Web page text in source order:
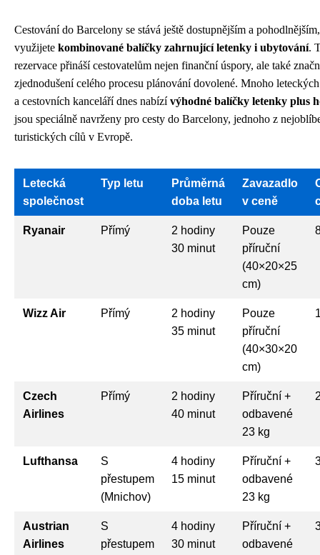
Cestování do Barcelony se stává ještě dostupnějším a
využijete kombinované balíčky zahrnující letenky i ubytování.
rezervace přináší cestovatelům nejen finanční úspory, ale také
zjednodušení celého procesu plánování dovolené. Mnoho
a cestovních kanceláří dnes nabízívýhodné balíčky letenky plus
jsou speciálně navrženy pro cesty do Barcelony, jednoho z
turistických cílů v Evropě.
Letecká
společnost
Typ letu
Průměrná
doba letu
Zavazadlo
v ceně
Ryanair Přímý
2 hodiny
30 minut
Pouze
příruční
(40×20×25
cm)
Wizz Air Přímý
2 hodiny
35 minut
Pouze
příruční
(40×30×20
cm)
Czech
Airlines
Přímý
2 hodiny
40 minut
Příruční +
odbavené
23 kg
Lufthansa
S
přestupem
(Mnichov)
4 hodiny
15 minut
Příruční +
odbavené
23 kg
Austrian
Airlines
S
přestupem
4 hodiny
30 minut
Příruční +
odbavené